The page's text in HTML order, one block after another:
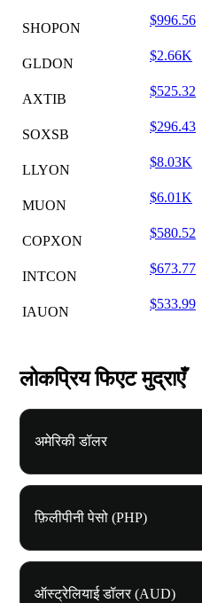
SHOPON
$996.56
GLDON
$2.66K
AXTIB
$525.32
SOXSB
$296.43
LLYON
$8.03K
MUON
$6.01K
COPXON
$580.52
INTCON
$673.77
IAUON
$533.99
लोकप्रिय फिएट मुद्राएँ
अमेरिकी डॉलर
फ़िलीपीनी पेसो (PHP)
ऑस्ट्रेलियाई डॉलर (AUD)